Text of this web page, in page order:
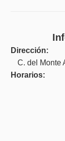
Dirección:
C. del Monte
Horarios: